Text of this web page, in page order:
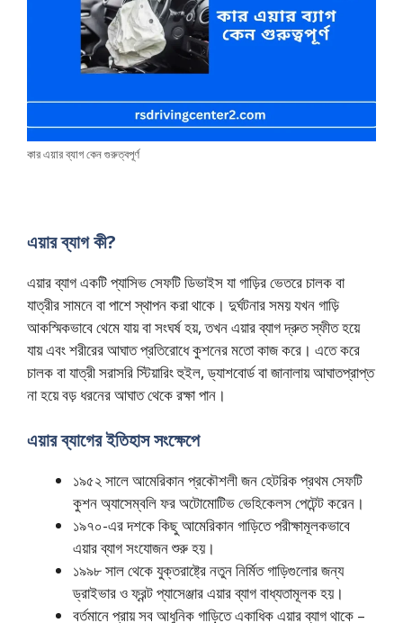
কার এয়ার ব্যাগ কেন গুরুত্বপূর্ণ
এয়ার ব্যাগ কী?
এয়ার ব্যাগ একটি প্যাসিভ সেফটি ডিভাইস যা গাড়ির ভেতরে চালক বা
যাত্রীর সামনে বা পাশে স্থাপন করা থাকে। দুর্ঘটনার সময় যখন গাড়ি
আকস্মিকভাবে থেমে যায় বা সংঘর্ষ হয়, তখন এয়ার ব্যাগ দ্রুত স্ফীত হয়ে
যায় এবং শরীরের আঘাত প্রতিরোধে কুশনের মতো কাজ করে। এতে করে
চালক বা যাত্রী সরাসরি স্টিয়ারিং হুইল, ড্যাশবোর্ড বা জানালায় আঘাতপ্রাপ্ত
না হয়ে বড় ধরনের আঘাত থেকে রক্ষা পান।
এয়ার ব্যাগের ইতিহাস সংক্ষেপে
১৯৫২ সালে আমেরিকান প্রকৌশলী জন হেটরিক প্রথম সেফটি
কুশন অ্যাসেম্বলি ফর অটোমোটিভ ভেহিকেলস পেটেন্ট করেন।
১৯৭০-এর দশকে কিছু আমেরিকান গাড়িতে পরীক্ষামূলকভাবে
এয়ার ব্যাগ সংযোজন শুরু হয়।
১৯৯৮ সাল থেকে যুক্তরাষ্ট্রে নতুন নির্মিত গাড়িগুলোর জন্য
ড্রাইভার ও ফ্রন্ট প্যাসেঞ্জার এয়ার ব্যাগ বাধ্যতামূলক হয়।
বর্তমানে প্রায় সব আধুনিক গাড়িতে একাধিক এয়ার ব্যাগ থাকে –